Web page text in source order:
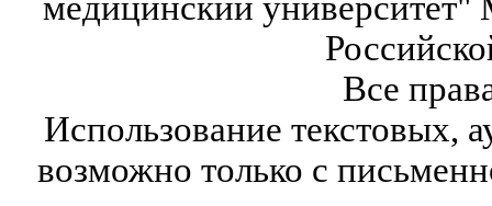
Все
Использование текстовых,
возможно только с